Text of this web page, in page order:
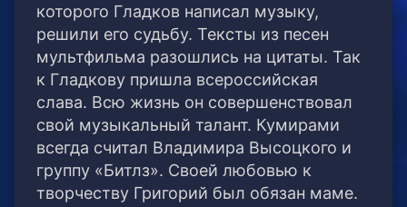
которого Гладков написал музыку,
решили его судьбу. Тексты из песен
мультфильма разошлись на цитаты. Так
к Гладкову пришла всероссийская
слава. Всю жизнь он совершенствовал
свой музыкальный талант. Кумирами
всегда считал Владимира Высоцкого и
группу «Битлз». Своей любовью к
творчеству Григорий был обязан маме.